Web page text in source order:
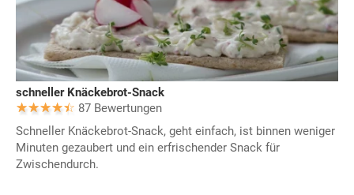
schneller Knäckebrot-Snack
87 Bewertungen
Schneller Knäckebrot-Snack, geht einfach, ist binnen weniger
Minuten gezaubert und ein erfrischender Snack für
Zwischendurch.